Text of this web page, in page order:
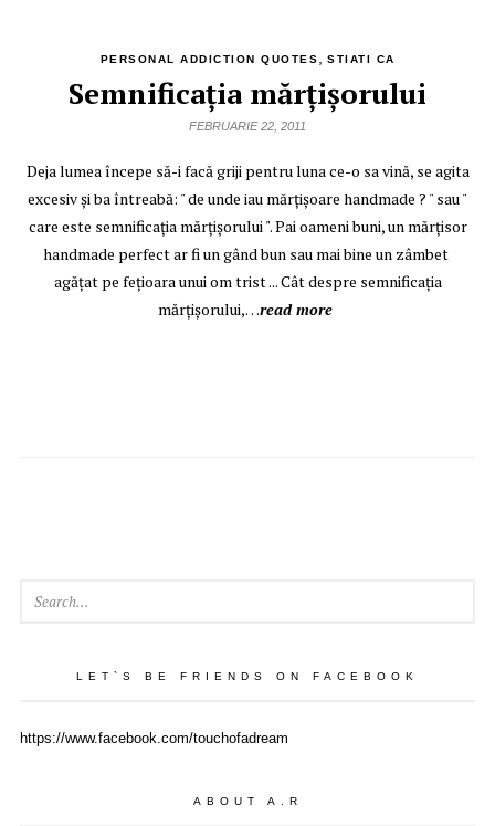
PERSONAL ADDICTION QUOTES STIATI CA
Semnificaţia mărţişorului
FEBRUARIE 22, 2011
Deja lumea începe să-i facă griji pentru luna ce-o sa vină, se agita
excesiv şi ba întreabă: " de unde iau mărţişoare handmade ? " sau "
care este semnificaţia mărţişorului ". Pai oameni buni, un mărţisor
handmade perfect ar fi un gând bun sau mai bine un zâmbet
agăţat pe feţioara unui om trist ... Cât despre semnificaţia
mărţişorului,…read more
LET`S BE FRIENDS ON FACEBOOK
https://www.facebook.com/touchofadream
ABOUT A.R